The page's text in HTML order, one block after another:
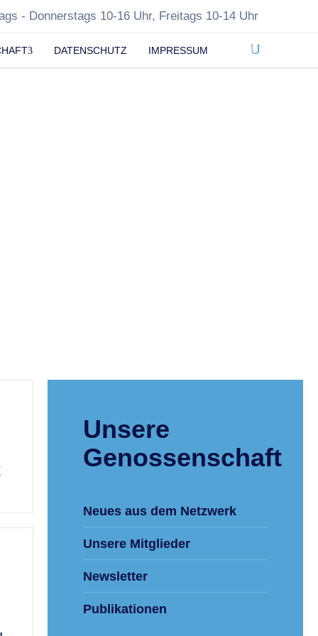
- Donnerstags 10-16 Uhr, Freitags 10-14 Uhr
DATENSCHUTZ IMPRESSUM
Unsere
Genossenschaft
Neues aus dem Netzwerk
Unsere Mitglieder
Newsletter
Publikationen